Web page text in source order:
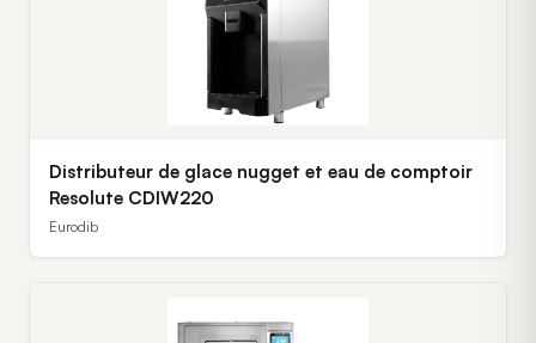
Distributeur de glace nugget et eau de comptoir
Resolute CDIW220
Eurodib